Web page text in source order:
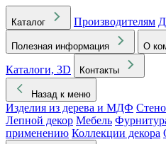
Каталог Производителям
Полезная информация О
Каталоги, 3D
Контакты
Назад к меню
Изделия из дерева и МДФ
Лепной декор Мебель
применению Коллекции декора